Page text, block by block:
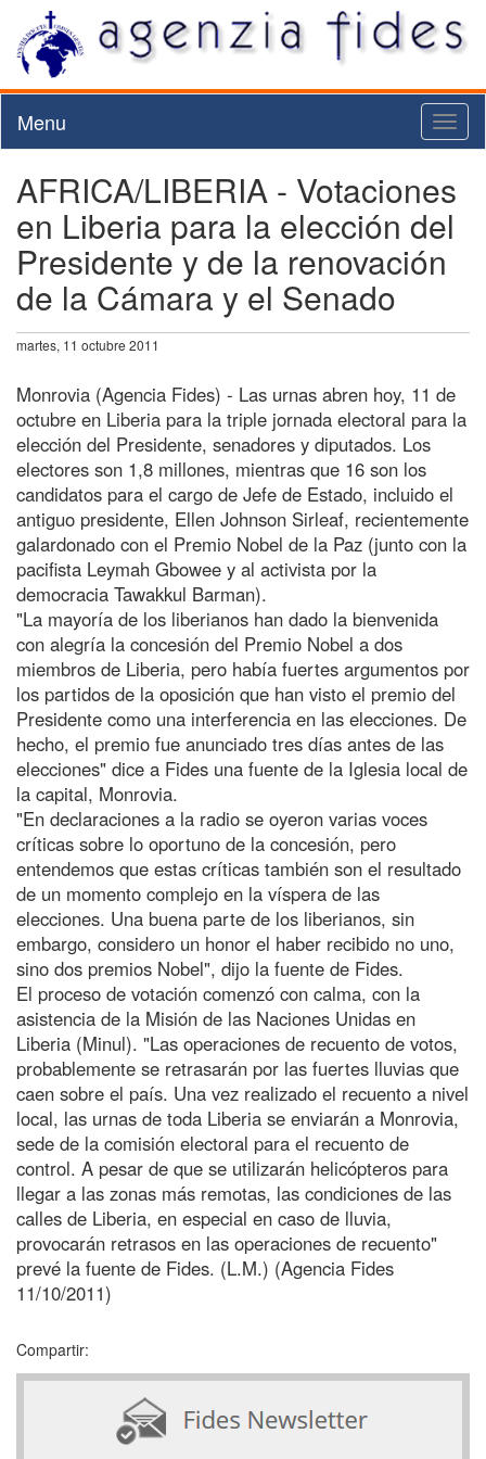
Menu
AFRICA/LIBERIA - Votaciones
en Liberia para la elección del
Presidente y de la renovación
de la Cámara y el Senado
martes, 11 octubre 2011
Monrovia (Agencia Fides) - Las urnas abren hoy, 11 de
octubre en Liberia para la triple jornada electoral para la
elección del Presidente, senadores y diputados. Los
electores son 1,8 millones, mientras que 16 son los
candidatos para el cargo de Jefe de Estado, incluido el
antiguo presidente, Ellen Johnson Sirleaf, recientemente
galardonado con el Premio Nobel de la Paz (junto con la
pacifista Leymah Gbowee y al activista por la
democracia Tawakkul Barman).
"La mayoría de los liberianos han dado la bienvenida
con alegría la concesión del Premio Nobel a dos
miembros de Liberia, pero había fuertes argumentos por
los partidos de la oposición que han visto el premio del
Presidente como una interferencia en las elecciones. De
hecho, el premio fue anunciado tres días antes de las
elecciones" dice a Fides una fuente de la Iglesia local de
la capital, Monrovia.
"En declaraciones a la radio se oyeron varias voces
críticas sobre lo oportuno de la concesión, pero
entendemos que estas críticas también son el resultado
de un momento complejo en la víspera de las
elecciones. Una buena parte de los liberianos, sin
embargo, considero un honor el haber recibido no uno,
sino dos premios Nobel", dijo la fuente de Fides.
El proceso de votación comenzó con calma, con la
asistencia de la Misión de las Naciones Unidas en
Liberia (Minul). "Las operaciones de recuento de votos,
probablemente se retrasarán por las fuertes lluvias que
caen sobre el país. Una vez realizado el recuento a nivel
local, las urnas de toda Liberia se enviarán a Monrovia,
sede de la comisión electoral para el recuento de
control. A pesar de que se utilizarán helicópteros para
llegar a las zonas más remotas, las condiciones de las
calles de Liberia, en especial en caso de lluvia,
provocarán retrasos en las operaciones de recuento"
prevé la fuente de Fides. (L.M.) (Agencia Fides
11/10/2011)
Compartir: